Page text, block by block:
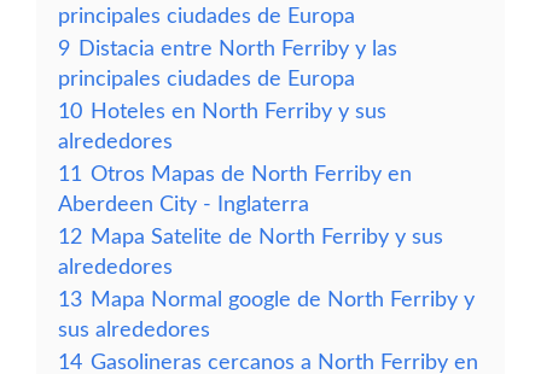
principales ciudades de Europa
9 Distacia entre North Ferriby y las
principales ciudades de Europa
10 Hoteles en North Ferriby y sus
alrededores
11 Otros Mapas de North Ferriby en
Aberdeen City - Inglaterra
12 Mapa Satelite de North Ferriby y sus
alrededores
13 Mapa Normal google de North Ferriby y
sus alrededores
14 Gasolineras cercanos a North Ferriby en